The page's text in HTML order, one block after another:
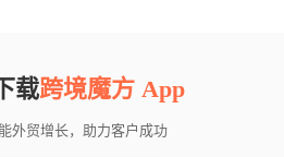
载跨境魔方 App
外贸增长，助力客户成功